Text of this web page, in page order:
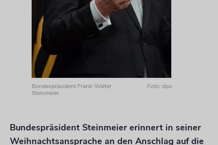
Bundespräsident Frank-Walter
Steinmeier
Foto: dpa
Bundespräsident Steinmeier erinnert in seiner
Weihnachtsansprache an den Anschlag auf die